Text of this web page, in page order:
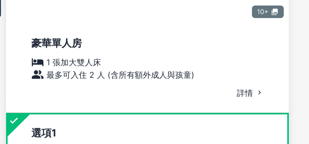
10+
豪華單人房
1 張加大雙人床
最多可入住 2 人 (含所有額外成人與孩童)
詳情
選項